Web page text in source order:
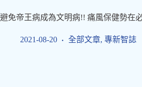
避免帝王病成為文明病!! 痛風保健勢在
2021-08-20 全部文章, 專新智誌